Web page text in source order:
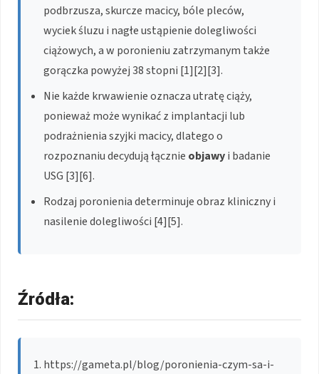
podbrzusza, skurcze macicy, bóle pleców,
wyciek śluzu i nagłe ustąpienie dolegliwości
ciążowych, a w poronieniu zatrzymanym także
gorączka powyżej 38 stopni [1][2][3].
Nie każde krwawienie oznacza utratę ciąży,
ponieważ może wynikać z implantacji lub
podrażnienia szyjki macicy, dlatego o
rozpoznaniu decydują łącznie objawyi badanie
USG [3][6].
Rodzaj poronienia determinuje obraz kliniczny i
nasilenie dolegliwości [4][5].
Źródła:
https://gameta.pl/blog/poronienia-czym-sa-i-